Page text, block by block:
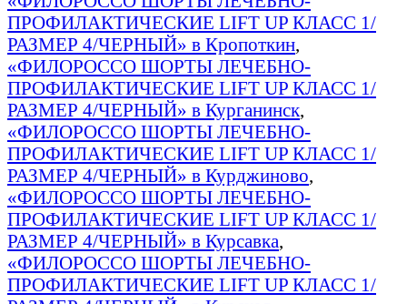
ПРОФИЛАКТИЧЕСКИЕ LIFT UP КЛАСС 1/
РАЗМЕР 4/ЧЕРНЫЙ» в Кропоткин,
«ФИЛОРОССО ШОРТЫ ЛЕЧЕБНО-
ПРОФИЛАКТИЧЕСКИЕ LIFT UP КЛАСС 1/
РАЗМЕР 4/ЧЕРНЫЙ» в Курганинск,
«ФИЛОРОССО ШОРТЫ ЛЕЧЕБНО-
ПРОФИЛАКТИЧЕСКИЕ LIFT UP КЛАСС 1/
РАЗМЕР 4/ЧЕРНЫЙ» в Курджиново,
«ФИЛОРОССО ШОРТЫ ЛЕЧЕБНО-
ПРОФИЛАКТИЧЕСКИЕ LIFT UP КЛАСС 1/
РАЗМЕР 4/ЧЕРНЫЙ» в Курсавка,
«ФИЛОРОССО ШОРТЫ ЛЕЧЕБНО-
ПРОФИЛАКТИЧЕСКИЕ LIFT UP КЛАСС 1/